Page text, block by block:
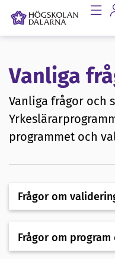
Vanliga
Vanliga frågor och
programmet och
Frågor om
Frågor om program